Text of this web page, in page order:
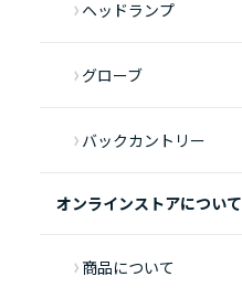
ヘッドランプ
グローブ
バックカントリー
オンラインストアについて
商品について